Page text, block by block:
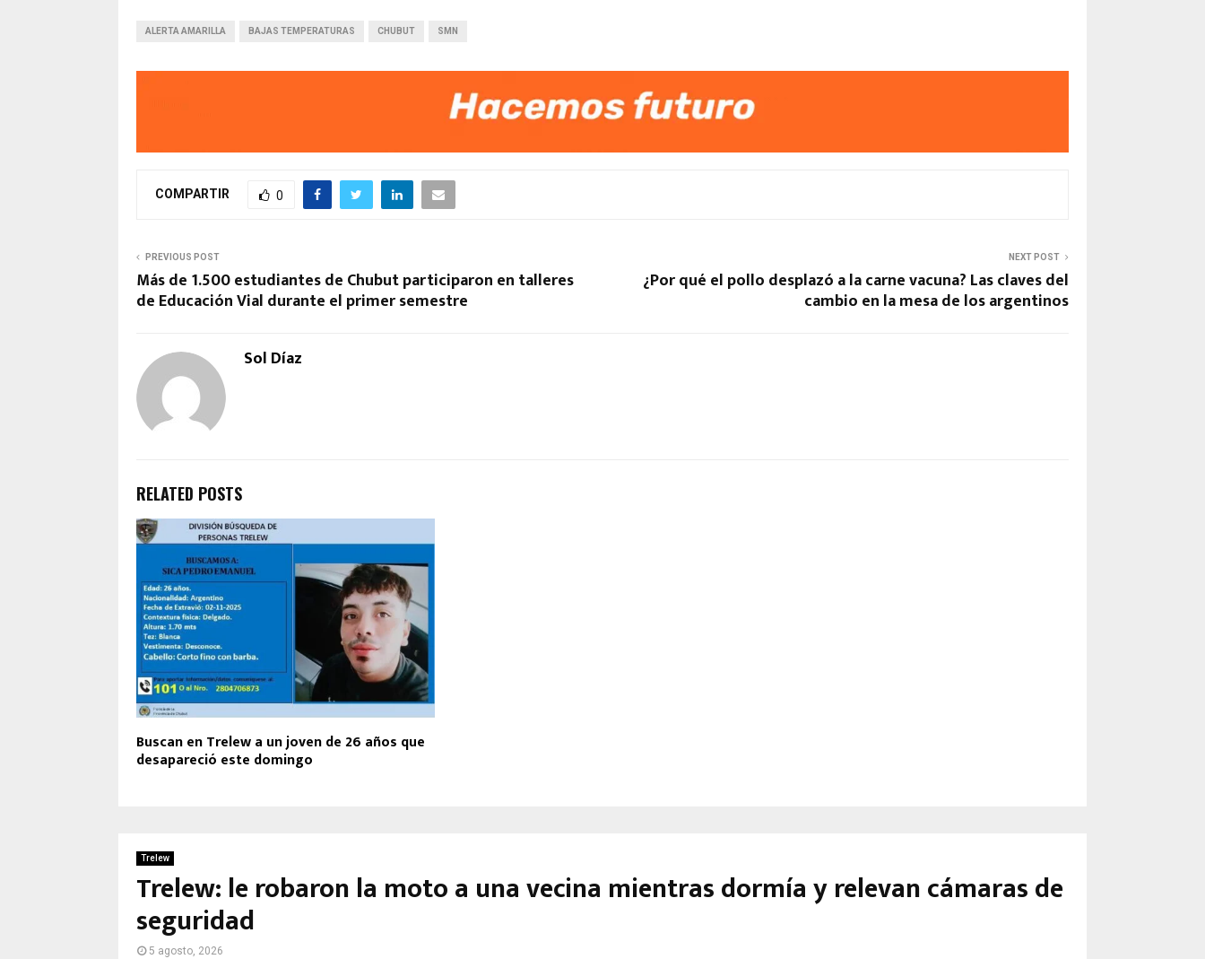
ALERTA AMARILLA BAJAS TEMPERATURAS CHUBUT SMN
COMPARTIR 0
PREVIOUS POST
Más de 1.500 estudiantes de Chubut participaron en talleres
de Educación Vial durante el primer semestre
NEXT POST
¿Por qué el pollo desplazó a la carne vacuna? Las claves del
cambio en la mesa de los argentinos
Sol Díaz
RELATED POSTS
Buscan en Trelew a un joven de 26 años que
desapareció este domingo
Trelew
Trelew: le robaron la moto a una vecina mientras dormía y relevan cámaras de
seguridad
5 agosto, 2026